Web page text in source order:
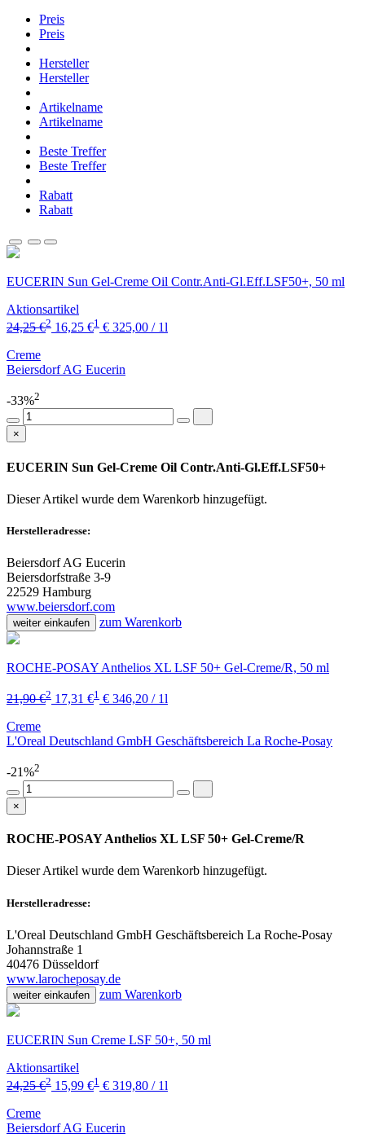
Preis
Preis
Hersteller
Hersteller
Artikelname
Artikelname
Beste Treffer
Beste Treffer
Rabatt
Rabatt
EUCERIN Sun Gel-Creme Oil Contr.Anti-Gl.Eff.LSF50+, 50 ml
Aktionsartikel
24,25 €2 16,25 €1 € 325,00 / 1l
Creme
Beiersdorf AG Eucerin
-33%2
×
EUCERIN Sun Gel-Creme Oil Contr.Anti-Gl.Eff.LSF50+
Dieser Artikel wurde dem Warenkorb hinzugefügt.
Herstelleradresse:
Beiersdorf AG Eucerin
Beiersdorfstraße 3-9
22529 Hamburg
www.beiersdorf.com
weiter einkaufen zum Warenkorb
ROCHE-POSAY Anthelios XL LSF 50+ Gel-Creme/R, 50 ml
21,90 €2 17,31 €1 € 346,20 / 1l
Creme
L'Oreal Deutschland GmbH Geschäftsbereich La Roche-Posay
-21%2
×
ROCHE-POSAY Anthelios XL LSF 50+ Gel-Creme/R
Dieser Artikel wurde dem Warenkorb hinzugefügt.
Herstelleradresse:
L'Oreal Deutschland GmbH Geschäftsbereich La Roche-Posay
Johannstraße 1
40476 Düsseldorf
www.larocheposay.de
weiter einkaufen zum Warenkorb
EUCERIN Sun Creme LSF 50+, 50 ml
Aktionsartikel
24,25 €2 15,99 €1 € 319,80 / 1l
Creme
Beiersdorf AG Eucerin